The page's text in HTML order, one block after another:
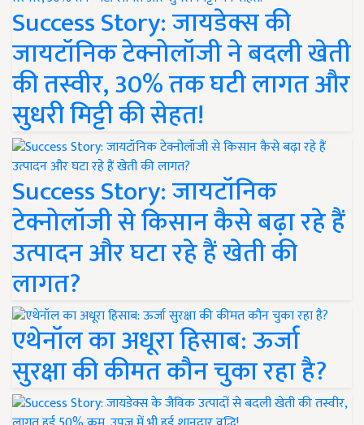
Success Story: जायडेक्स की
जायटॉनिक टेक्नोलॉजी ने बदली खेती
की तस्वीर, 30% तक घटी लागत और
सुधरी मिट्टी की सेहत!
Success Story: जायटॉनिक
टेक्नोलॉजी से किसान कैसे बढ़ा रहे हैं
उत्पादन और घटा रहे हैं खेती की
लागत?
एथेनॉल का अधूरा हिसाब: ऊर्जा
सुरक्षा की कीमत कौन चुका रहा है?